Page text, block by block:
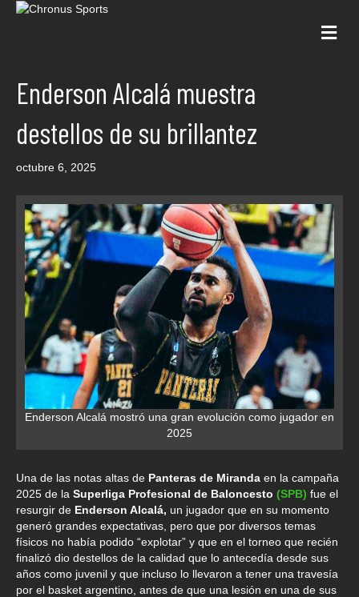
Enderson Alcalá muestra
destellos de su brillantez
octubre 6, 2025
Enderson Alcalá mostró una gran evolución como jugador en
2025
Una de las notas altas de Panteras de Miranda en la campaña
2025 de la Superliga Profesional de Baloncesto (SPB) fue el
resurgir de Enderson Alcalá, un jugador que en su momento
generó grandes expectativas, pero que por diversos temas
físicos no había podido “explotar” y que en el torneo que recién
finalizó dio destellos de la calidad que lo antecedía desde sus
años como juvenil y que incluso lo llevaron a tener una travesía
por el basket argentino, antes de que una lesión en una de sus